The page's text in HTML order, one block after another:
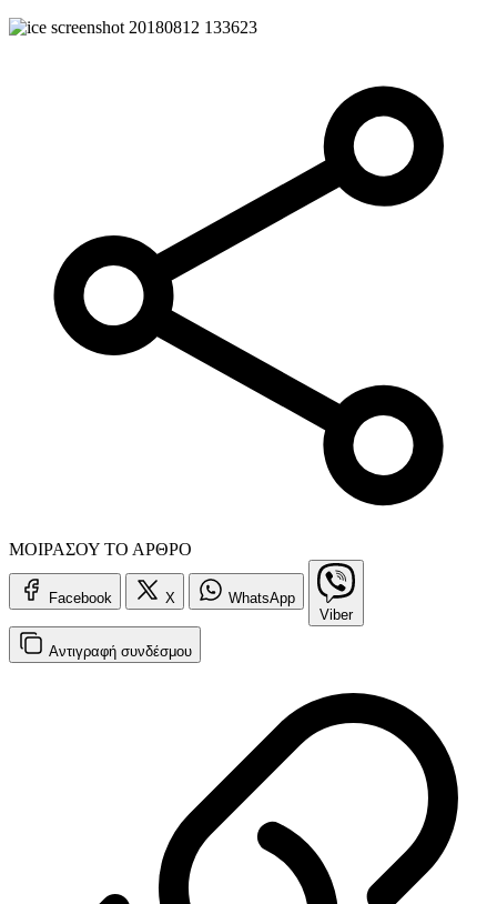
ΜΟΙΡΑΣΟΥ ΤΟ ΑΡΘΡΟ
Facebook X
WhatsApp
Viber
Αντιγραφή συνδέσμου